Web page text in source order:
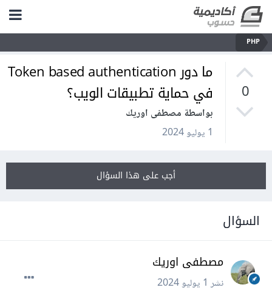
PHP
0
ما دور Token based authentication
في حماية تطبيقات الويب؟
بواسطة مصطفى اوريك
1 يوليو 2024
أجب على هذا السؤال
السؤال
مصطفى اوريك
نشر1 يوليو 2024